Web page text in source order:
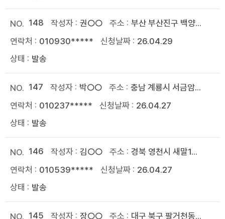
148 권○○
부산 부산진구 백양...
010930*****
26.04.29
발송
147 박○○
충남 계룡시 서금암...
010237*****
26.04.27
발송
146 김○○
경북 영천시 새말1...
010539*****
26.04.27
발송
145 장○○
대구 북구 팔거천동...